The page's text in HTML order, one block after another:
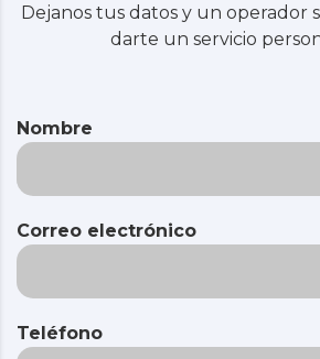
Dejanos tus datos y un operador
darte un servicio
Nombre
Correo electrónico
Teléfono